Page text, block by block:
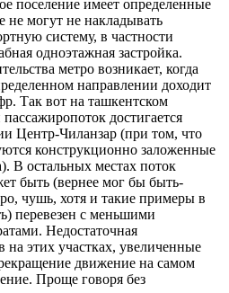
поселение имеет определенные
не могут не накладывать
систему, в частности
одноэтажная застройка.
метро возникает, когда
направлении доходит
Так вот на ташкентском
достигается
Центр-Чиланзар (при том, что
конструкционно заложенные
В остальных местах поток
быть (вернее мог бы быть-
чушь, хотя и такие примеры в
перевезен с меньшими
Недостаточная
на этих участках, увеличенные
движение на самом
Проще говоря без